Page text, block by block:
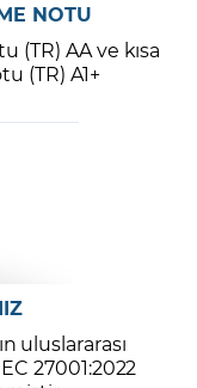
NOTU
AA ve kısa
(TR) A1+
uluslararası
27001:2022